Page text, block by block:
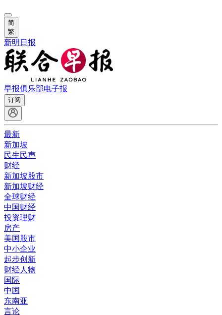
简
繁
新明日报
早报俱乐部电子报
订阅
最新
新加坡
民生民声
财经
新加坡股市
新加坡财经
全球财经
中国财经
投资理财
房产
美国股市
中小企业
起步创新
财经人物
国际
中国
东南亚
言论